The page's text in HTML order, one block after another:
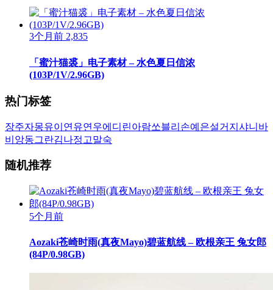
3个月前 2,835
「蜜汁猫裘」电子素材 – 水色夏日信浓
(103P/1V/2.96GB)
热门标签
장주자몽유이 연유연우에디린아람쏘블리 손예은설거지 샤니 바
비앙동그란김나정 고말숙
随机推荐
5个月前
Aozaki苍崎时雨(真夜Mayo)碧蓝航线 – 欧根亲王 兔女郎
(84P/0.98GB)